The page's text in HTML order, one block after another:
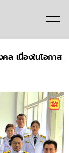
ล เนื่องในโอกาส